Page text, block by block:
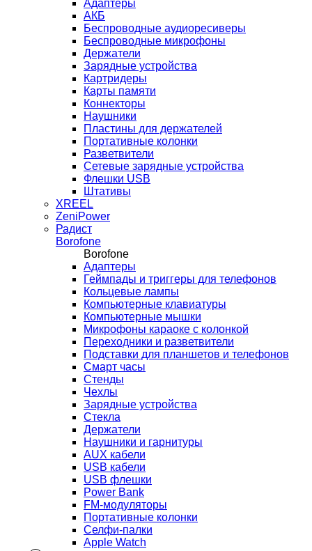
Адаптеры
АКБ
Беспроводные аудиоресиверы
Беспроводные микрофоны
Держатели
Зарядные устройства
Картридеры
Карты памяти
Коннекторы
Наушники
Пластины для держателей
Портативные колонки
Разветвители
Сетевые зарядные устройства
Флешки USB
Штативы
XREEL
ZeniPower
Радист
Borofone
Borofone
Адаптеры
Геймпады и триггеры для телефонов
Кольцевые лампы
Компьютерные клавиатуры
Компьютерные мышки
Микрофоны караоке с колонкой
Переходники и разветвители
Подставки для планшетов и телефонов
Смарт часы
Стенды
Чехлы
Зарядные устройства
Стекла
Держатели
Наушники и гарнитуры
AUX кабели
USB кабели
USB флешки
Power Bank
FM-модуляторы
Портативные колонки
Селфи-палки
Apple Watch